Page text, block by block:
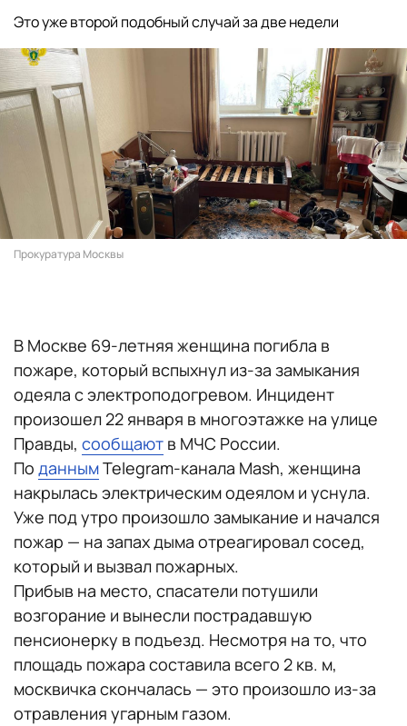
Это уже второй подобный случай за две недели
Прокуратура Москвы
В Москве 69-летняя женщина погибла в
пожаре, который вспыхнул из-за замыкания
одеяла с электроподогревом. Инцидент
произошел 22 января в многоэтажке на улице
Правды, сообщают в МЧС России.
По даннымTelegram-канала Mash, женщина
накрылась электрическим одеялом и уснула.
Уже под утро произошло замыкание и начался
пожар — на запах дыма отреагировал сосед,
который и вызвал пожарных.
Прибыв на место, спасатели потушили
возгорание и вынесли пострадавшую
пенсионерку в подъезд. Несмотря на то, что
площадь пожара составила всего 2 кв. м,
москвичка скончалась — это произошло из-за
отравления угарным газом.